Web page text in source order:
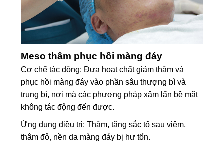
Meso thâm phục hồi màng đáy
Cơ chế tác động: Đưa hoạt chất giảm thâm và
phục hồi màng đáy vào phần sâu thượng bì và
trung bì, nơi mà các phương pháp xâm lấn bề mặt
không tác động đến được.
Ứng dụng điều trị: Thâm, tăng sắc tố sau viêm,
thâm đỏ, nền da màng đáy bị hư tổn.